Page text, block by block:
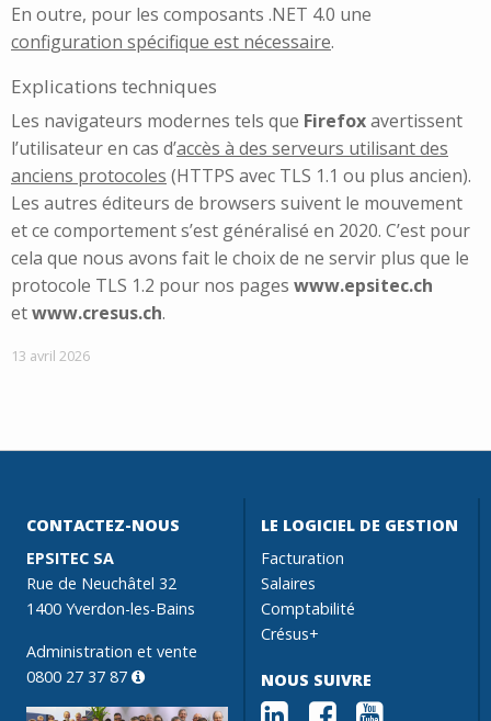
En outre, pour les composants .NET 4.0 une
configuration spécifique est nécessaire.
Explications techniques
Les navigateurs modernes tels que Firefoxavertissent
l’utilisateur en cas d’accès à des serveurs utilisant des
anciens protocoles (HTTPS avec TLS 1.1 ou plus ancien).
Les autres éditeurs de browsers suivent le mouvement
et ce comportement s’est généralisé en 2020. C’est pour
cela que nous avons fait le choix de ne servir plus que le
protocole TLS 1.2 pour nos pages www.epsitec.ch
etwww.cresus.ch.
13 avril 2026
CONTACTEZ-NOUS
EPSITEC SA
Rue de Neuchâtel 32
1400 Yverdon-les-Bains
Administration et vente
0800 27 37 87
LE LOGICIEL DE GESTION
Facturation
Salaires
Comptabilité
Crésus+
NOUS SUIVRE